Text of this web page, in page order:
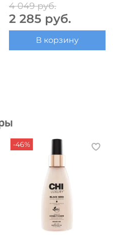
4 049 руб.
2 285 руб.
В корзину
-46%